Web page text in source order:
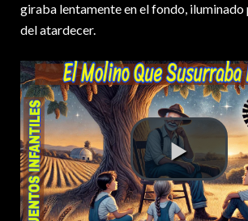
giraba lentamente en el fondo, iluminado
del atardecer.